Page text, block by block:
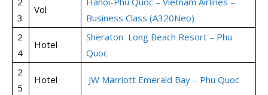
3
Vol
Business Class (A320Neo)
2
4
Hotel
Sheraton Long Beach Resort – Phu
Quoc
2
5
Hotel JW Marriott Emerald Bay – Phu Quoc